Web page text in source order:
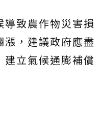
致農作物災害損
，建議政府應盡
立氣候通膨補償